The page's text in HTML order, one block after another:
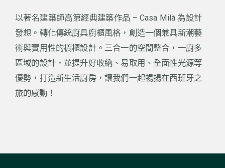
以著名建築師高第經典建築作品 – Casa Milà 為設計
發想。轉化傳統廚具廚櫃風格，創造一個兼具新潮藝
術與實用性的櫥櫃設計。 三合一的空間整合，一廚多
區域的設計，並提升好收納、易取用、全面性光源等
優勢，打造新生活廚房，讓我們一起暢揚在西班牙之
旅的感動！